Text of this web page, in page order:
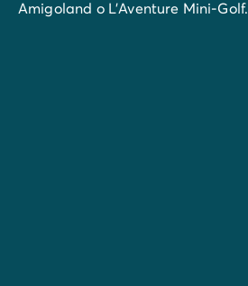
Amigoland o L'Aventure Mini-Golf.